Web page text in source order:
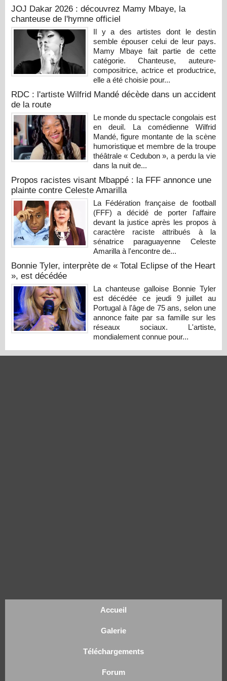
JOJ Dakar 2026 : découvrez Mamy Mbaye, la
chanteuse de l'hymne officiel
Il y a des artistes dont le destin
semble épouser celui de leur pays.
Mamy Mbaye fait partie de cette
catégorie. Chanteuse, auteure-
compositrice, actrice et productrice,
elle a été choisie pour...
RDC : l'artiste Wilfrid Mandé décède dans un accident
de la route
Le monde du spectacle congolais est
en deuil. La comédienne Wilfrid
Mandé, figure montante de la scène
humoristique et membre de la troupe
théâtrale « Cedubon », a perdu la vie
dans la nuit de...
Propos racistes visant Mbappé : la FFF annonce une
plainte contre Celeste Amarilla
La Fédération française de football
(FFF) a décidé de porter l'affaire
devant la justice après les propos à
caractère raciste attribués à la
sénatrice paraguayenne Celeste
Amarilla à l'encontre de...
Bonnie Tyler, interprète de « Total Eclipse of the Heart
», est décédée
La chanteuse galloise Bonnie Tyler
est décédée ce jeudi 9 juillet au
Portugal à l'âge de 75 ans, selon une
annonce faite par sa famille sur les
réseaux sociaux. L'artiste,
mondialement connue pour...
Accueil
Galerie
Téléchargements
Forum